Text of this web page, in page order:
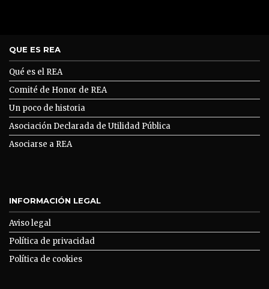
QUE ES REA
Qué es el REA
Comité de Honor de REA
Un poco de historia
Asociación Declarada de Utilidad Pública
Asociarse a REA
INFORMACIÓN LEGAL
Aviso legal
Política de privacidad
Política de cookies